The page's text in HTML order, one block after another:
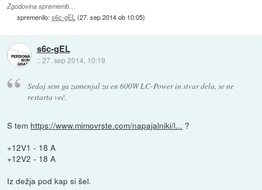
Zgodovina sprememb…
spremenilo:s6c-gEL(27. sep 2014 ob 10:05)
s6c-gEL
::27. sep 2014, 10:19
Sedaj sem ga zamenjal za en 600W LC-Power in stvar dela, se ne
restarta več.
S tem https://www.mimovrste.com/napajalniki/l... ?
+12V1 - 18 A
+12V2 - 18 A
Iz dežja pod kap si šel.